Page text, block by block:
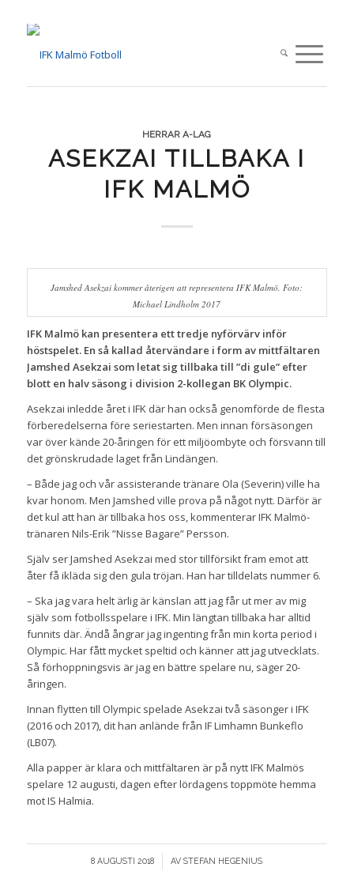
HERRAR A-LAG
ASEKZAI TILLBAKA I
IFK MALMÖ
Jamshed Asekzai kommer återigen att representera IFK Malmö. Foto:
Michael Lindholm 2017
IFK Malmö kan presentera ett tredje nyförvärv inför
höstspelet. En så kallad återvändare i form av mittfältaren
Jamshed Asekzai som letat sig tillbaka till ”di gule” efter
blott en halv säsong i division 2-kollegan BK Olympic.
Asekzai inledde året i IFK där han också genomförde de flesta
förberedelserna före seriestarten. Men innan försäsongen
var över kände 20-åringen för ett miljöombyte och försvann till
det grönskrudade laget från Lindängen.
– Både jag och vår assisterande tränare Ola (Severin) ville ha
kvar honom. Men Jamshed ville prova på något nytt. Därför är
det kul att han är tillbaka hos oss, kommenterar IFK Malmö-
tränaren Nils-Erik ”Nisse Bagare” Persson.
Själv ser Jamshed Asekzai med stor tillförsikt fram emot att
åter få ikläda sig den gula tröjan. Han har tilldelats nummer 6.
– Ska jag vara helt ärlig är känslan att jag får ut mer av mig
själv som fotbollsspelare i IFK. Min längtan tillbaka har alltid
funnits där. Ändå ångrar jag ingenting från min korta period i
Olympic. Har fått mycket speltid och känner att jag utvecklats.
Så förhoppningsvis är jag en bättre spelare nu, säger 20-
åringen.
Innan flytten till Olympic spelade Asekzai två säsonger i IFK
(2016 och 2017), dit han anlände från IF Limhamn Bunkeflo
(LB07).
Alla papper är klara och mittfältaren är på nytt IFK Malmös
spelare 12 augusti, dagen efter lördagens toppmöte hemma
mot IS Halmia.
8 AUGUSTI 2018
/ AVSTEFAN HEGENIUS